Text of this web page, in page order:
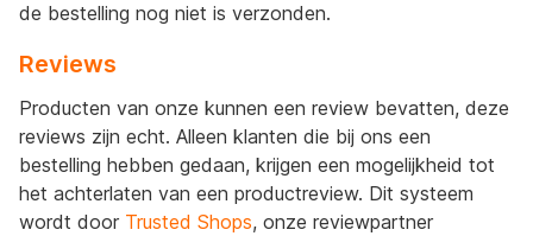
de bestelling nog niet is verzonden.
Reviews
Producten van onze kunnen een review bevatten, deze
reviews zijn echt. Alleen klanten die bij ons een
bestelling hebben gedaan, krijgen een mogelijkheid tot
het achterlaten van een productreview. Dit systeem
wordt door Trusted Shops, onze reviewpartner